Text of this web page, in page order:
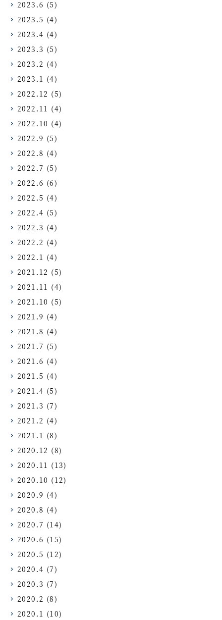
2023.6 (5)
2023.5 (4)
2023.4 (4)
2023.3 (5)
2023.2 (4)
2023.1 (4)
2022.12 (5)
2022.11 (4)
2022.10 (4)
2022.9 (5)
2022.8 (4)
2022.7 (5)
2022.6 (6)
2022.5 (4)
2022.4 (5)
2022.3 (4)
2022.2 (4)
2022.1 (4)
2021.12 (5)
2021.11 (4)
2021.10 (5)
2021.9 (4)
2021.8 (4)
2021.7 (5)
2021.6 (4)
2021.5 (4)
2021.4 (5)
2021.3 (7)
2021.2 (4)
2021.1 (8)
2020.12 (8)
2020.11 (13)
2020.10 (12)
2020.9 (4)
2020.8 (4)
2020.7 (14)
2020.6 (15)
2020.5 (12)
2020.4 (7)
2020.3 (7)
2020.2 (8)
2020.1 (10)